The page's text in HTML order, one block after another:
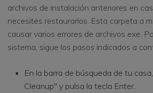
archivos de instalación anteriores en
necesites restaurarlos. Esta carpeta a
causar varios errores de archivos exe.
sistema, sigue los pasos indicados a
En la barra de búsqueda de tu
Cleanup" y pulsa la tecla Enter.